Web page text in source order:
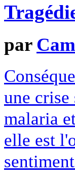
par
une crise
malaria
elle est